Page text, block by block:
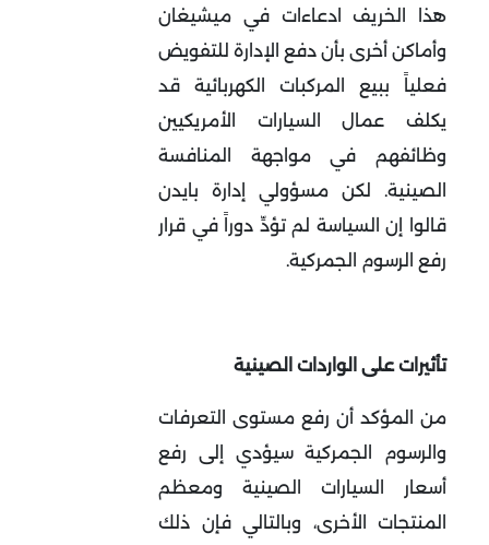
هذا الخريف ادعاءات في ميشيغان
وأماكن أخرى بأن دفع الإدارة للتفويض
فعلياً ببيع المركبات الكهربائية قد
يكلف عمال السيارات الأمريكيين
وظائفهم في مواجهة المنافسة
الصينية. لكن مسؤولي إدارة بايدن
قالوا إن السياسة لم تؤدِّ دوراً في قرار
رفع الرسوم الجمركية.
تأثيرات على الواردات الصينية
من المؤكد أن رفع مستوى التعرفات
والرسوم الجمركية سيؤدي إلى رفع
أسعار السيارات الصينية ومعظم
المنتجات الأخرى، وبالتالي فإن ذلك